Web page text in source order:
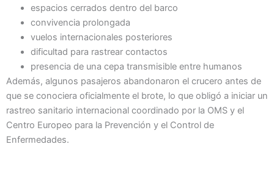
espacios cerrados dentro del barco
convivencia prolongada
vuelos internacionales posteriores
dificultad para rastrear contactos
presencia de una cepa transmisible entre humanos
Además, algunos pasajeros abandonaron el crucero antes de
que se conociera oficialmente el brote, lo que obligó a iniciar un
rastreo sanitario internacional coordinado por la OMS y el
Centro Europeo para la Prevención y el Control de
Enfermedades.